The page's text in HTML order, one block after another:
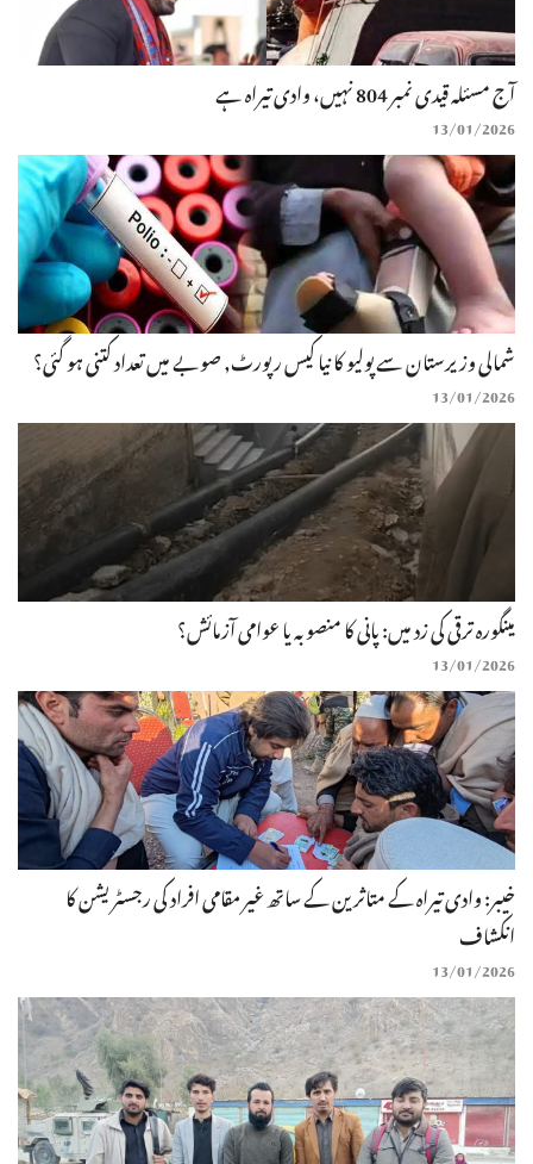
آج مسئلہ قیدی نمبر 804 نہیں، وادی تیراہ ہے
13/01/2026
شمالی وزیرستان سے پولیو کا نیا کیس رپورٹ, صوبے میں تعداد کتنی ہو گئی؟
13/01/2026
مینگورہ ترقی کی زد میں: پانی کا منصوبہ یا عوامی آزمائش؟
13/01/2026
خیبر: وادی تیراہ کے متاثرین کے ساتھ غیر مقامی افراد کی رجسٹریشن کا
انکشاف
13/01/2026